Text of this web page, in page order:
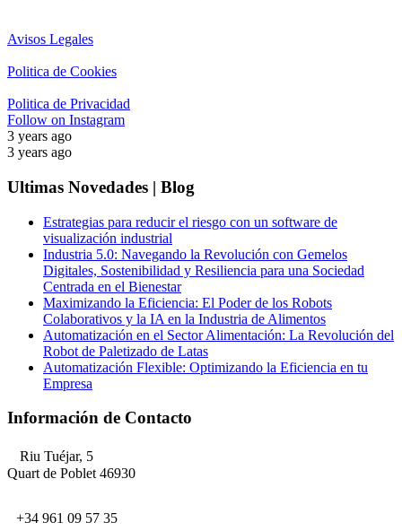
Avisos Legales
Politica de Cookies
Politica de Privacidad
Follow on Instagram
3 years ago
3 years ago
Ultimas Novedades | Blog
Estrategias para reducir el riesgo con un software de
visualización industrial
Industria 5.0: Navegando la Revolución con Gemelos
Digitales, Sostenibilidad y Resiliencia para una Sociedad
Centrada en el Bienestar
Maximizando la Eficiencia: El Poder de los Robots
Colaborativos y la IA en la Industria de Alimentos
Automatización en el Sector Alimentación: La Revolución del
Robot de Paletizado de Latas
Automatización Flexible: Optimizando la Eficiencia en tu
Empresa
Información de Contacto
Riu Tuéjar, 5
Quart de Poblet 46930
+34 961 09 57 35